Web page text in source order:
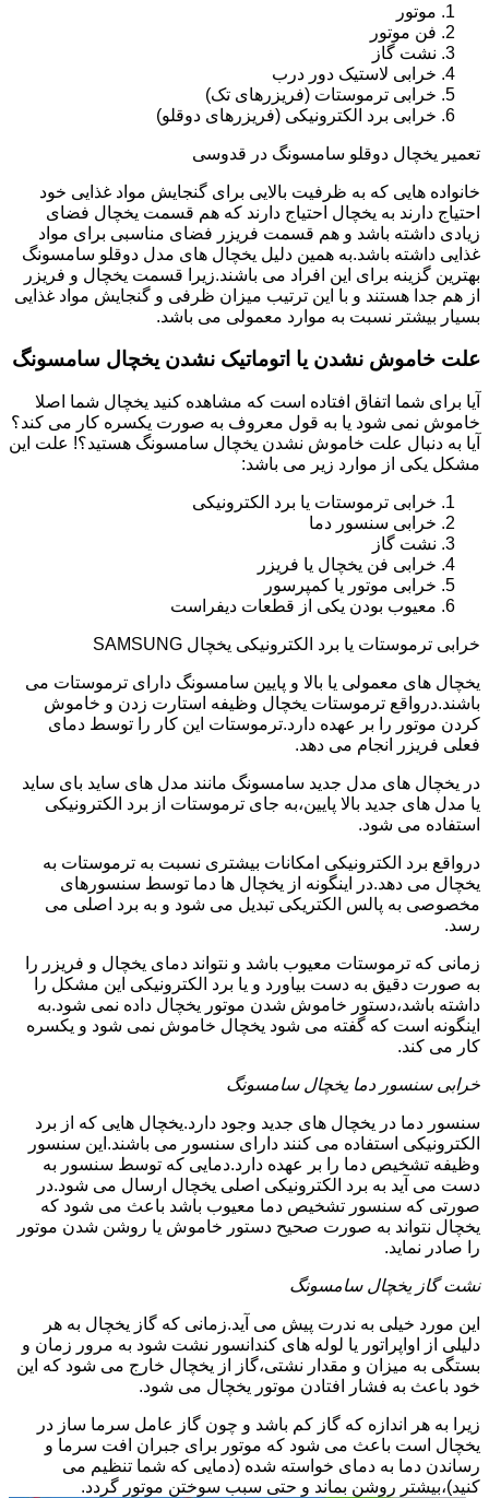
موتور
فن موتور
نشت گاز
خرابی لاستیک دور درب
خرابی ترموستات (فریزرهای تک)
خرابی برد الکترونیکی (فریزرهای دوقلو)
تعمیر یخچال دوقلو سامسونگ در قدوسی
خانواده هایی که به ظرفیت بالایی برای گنجایش مواد غذایی خود
احتیاج دارند به یخچال احتیاج دارند که هم قسمت یخچال فضای
زیادی داشته باشد و هم قسمت فریزر فضای مناسبی برای مواد
غذایی داشته باشد.به همین دلیل یخچال های مدل دوقلو سامسونگ
بهترین گزینه برای این افراد می باشند.زیرا قسمت یخچال و فریزر
از هم جدا هستند و با این ترتیب میزان ظرفی و گنجایش مواد غذایی
بسیار بیشتر نسبت به موارد معمولی می باشد.
علت خاموش نشدن یا اتوماتیک نشدن یخچال سامسونگ
آیا برای شما اتفاق افتاده است که مشاهده کنید یخچال شما اصلا
خاموش نمی شود یا به قول معروف به صورت یکسره کار می کند؟
آیا به دنبال علت خاموش نشدن یخچال سامسونگ هستید؟! علت این
مشکل یکی از موارد زیر می باشد:
خرابی ترموستات یا برد الکترونیکی
خرابی سنسور دما
نشت گاز
خرابی فن یخچال یا فریزر
خرابی موتور یا کمپرسور
معیوب بودن یکی از قطعات دیفراست
خرابی ترموستات یا برد الکترونیکی یخچال SAMSUNG
یخچال های معمولی یا بالا و پایین سامسونگ دارای ترموستات می
باشند.درواقع ترموستات یخچال وظیفه استارت زدن و خاموش
کردن موتور را بر عهده دارد.ترموستات این کار را توسط دمای
فعلی فریزر انجام می دهد.
در یخچال های مدل جدید سامسونگ مانند مدل های ساید بای ساید
یا مدل های جدید بالا پایین،به جای ترموستات از برد الکترونیکی
استفاده می شود.
درواقع برد الکترونیکی امکانات بیشتری نسبت به ترموستات به
یخچال می دهد.در اینگونه از یخچال ها دما توسط سنسورهای
مخصوصی به پالس الکتریکی تبدیل می شود و به برد اصلی می
رسد.
زمانی که ترموستات معیوب باشد و نتواند دمای یخچال و فریزر را
به صورت دقیق به دست بیاورد و یا برد الکترونیکی این مشکل را
داشته باشد،دستور خاموش شدن موتور یخچال داده نمی شود.به
اینگونه است که گفته می شود یخچال خاموش نمی شود و یکسره
کار می کند.
خرابی سنسور دما یخچال سامسونگ
سنسور دما در یخچال های جدید وجود دارد.یخچال هایی که از برد
الکترونیکی استفاده می کنند دارای سنسور می باشند.این سنسور
وظیفه تشخیص دما را بر عهده دارد.دمایی که توسط سنسور به
دست می آید به برد الکترونیکی اصلی یخچال ارسال می شود.در
صورتی که سنسور تشخیص دما معیوب باشد باعث می شود که
یخچال نتواند به صورت صحیح دستور خاموش یا روشن شدن موتور
را صادر نماید.
نشت گاز یخچال سامسونگ
این مورد خیلی به ندرت پیش می آید.زمانی که گاز یخچال به هر
دلیلی از اواپراتور یا لوله های کندانسور نشت شود به مرور زمان و
بستگی به میزان و مقدار نشتی،گاز از یخچال خارج می شود که این
خود باعث به فشار افتادن موتور یخچال می شود.
زیرا به هر اندازه که گاز کم باشد و چون گاز عامل سرما ساز در
یخچال است باعث می شود که موتور برای جبران افت سرما و
رساندن دما به دمای خواسته شده (دمایی که شما تنظیم می
کنید)،بیشتر روشن بماند و حتی سبب سوختن موتور گردد.